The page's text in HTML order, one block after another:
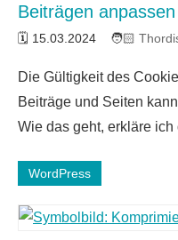
Beiträgen anpassen
15.03.2024
Ein
Die Gültigkeit des
Beiträge und Seiten
Wie das geht, erkläre ich
WordPress